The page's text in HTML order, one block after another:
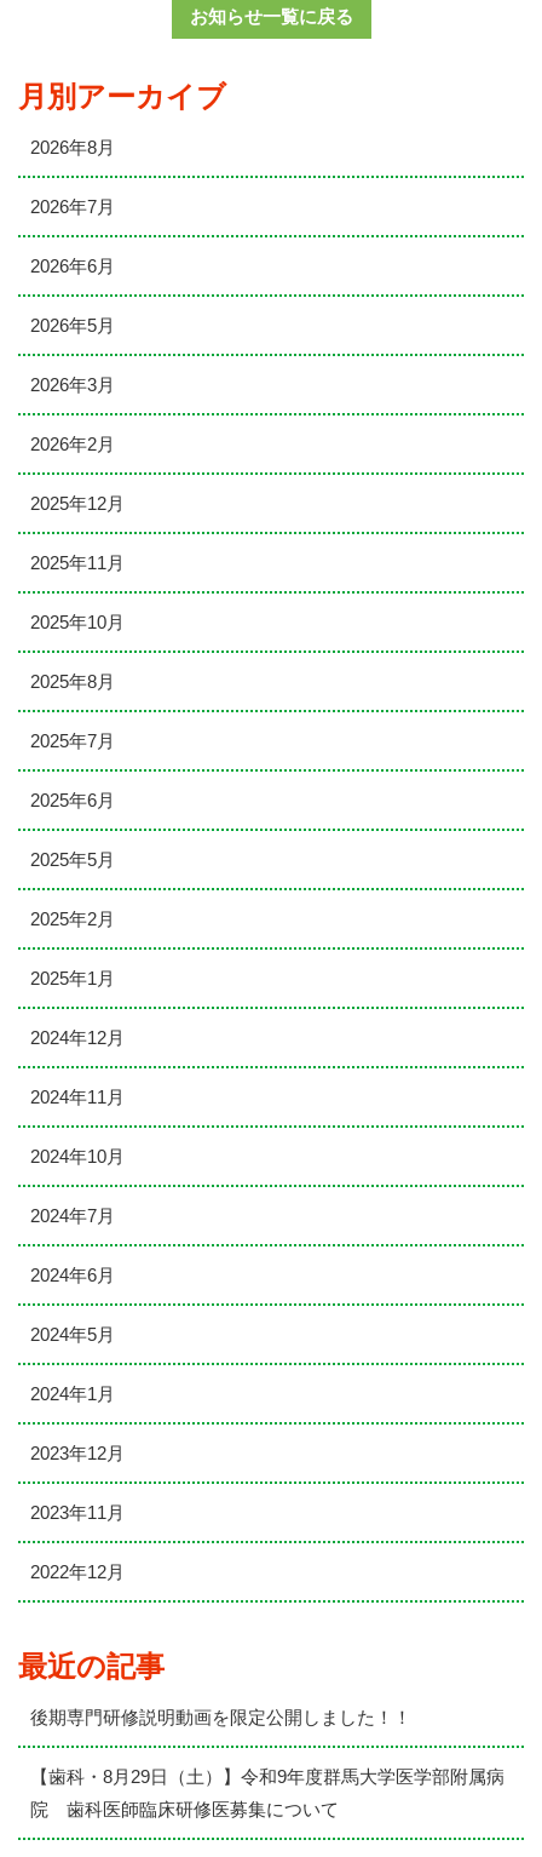
お知らせ一覧に戻る
月別アーカイブ
2026年8月
2026年7月
2026年6月
2026年5月
2026年3月
2026年2月
2025年12月
2025年11月
2025年10月
2025年8月
2025年7月
2025年6月
2025年5月
2025年2月
2025年1月
2024年12月
2024年11月
2024年10月
2024年7月
2024年6月
2024年5月
2024年1月
2023年12月
2023年11月
2022年12月
最近の記事
後期専門研修説明動画を限定公開しました！！
【歯科・8月29日（土）】令和9年度群馬大学医学部附属病
院 歯科医師臨床研修医募集について